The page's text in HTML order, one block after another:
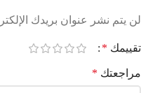
لن يتم نشر عنوان بريدك
تقييمك *
مراجعتك *